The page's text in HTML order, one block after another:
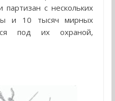
партизан с нескольких
и 10 тысяч мирных
под их охраной,